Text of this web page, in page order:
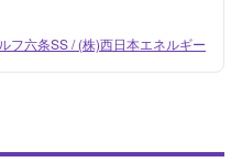
フ六条SS / (株)西日本エネルギー